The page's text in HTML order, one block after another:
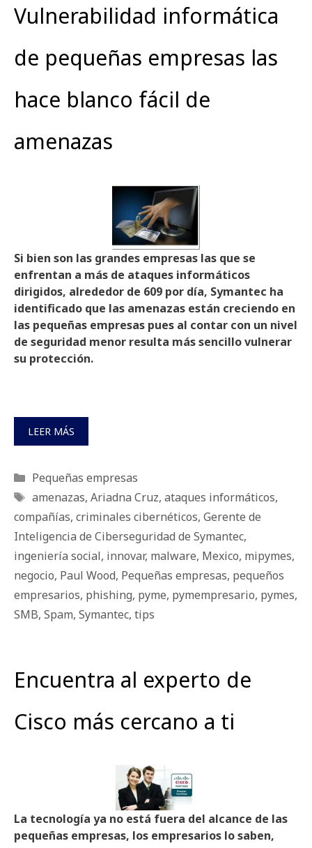
Vulnerabilidad informática
de pequeñas empresas las
hace blanco fácil de
amenazas
Si bien son las grandes empresas las que se
enfrentan a más de ataques informáticos
dirigidos, alrededor de 609 por día, Symantec ha
identificado que las amenazas están creciendo en
las pequeñas empresas pues al contar con un nivel
de seguridad menor resulta más sencillo vulnerar
su protección.
LEER MÁS
Categorías
Pequeñas empresas
Etiquetas
amenazas, Ariadna Cruz, ataques informáticos,
compañías, criminales cibernéticos, Gerente de
Inteligencia de Ciberseguridad de Symantec,
ingeniería social, innovar, malware, Mexico, mipymes,
negocio, Paul Wood, Pequeñas empresas, pequeños
empresarios, phishing, pyme, pymempresario, pymes,
SMB, Spam, Symantec, tips
Encuentra al experto de
Cisco más cercano a ti
La tecnología ya no está fuera del alcance de las
pequeñas empresas, los empresarios lo saben,